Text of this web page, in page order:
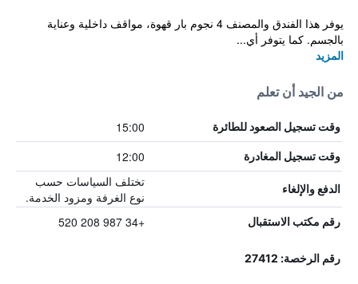
يوفر هذا الفندق والمصنف 4 نجوم بار قهوة، مواقف داخلية وعناية
بالجسم. كما يتوفر أي...
المزيد
من الجيد أن تعلم
وقت تسجيل الصعود للطائرة 15:00
وقت تسجيل المغادرة 12:00
الدفع والإلغاء
تختلف السياسات حسب
نوع الغرفة ومزود الخدمة.
رقم مكتب الاستقبال +34 987 208 520
رقم الرخصة: 27412